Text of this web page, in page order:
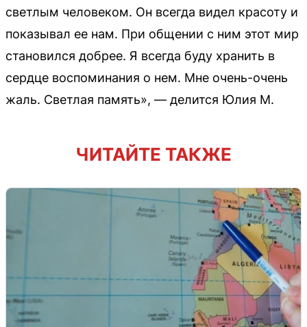
светлым человеком. Он всегда видел красоту и
показывал ее нам. При общении с ним этот мир
становился добрее. Я всегда буду хранить в
сердце воспоминания о нем. Мне очень-очень
жаль. Светлая память», — делится Юлия М.
ЧИТАЙТЕ ТАКЖЕ